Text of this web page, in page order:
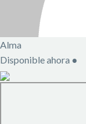
Alma
Disponible ahora ●